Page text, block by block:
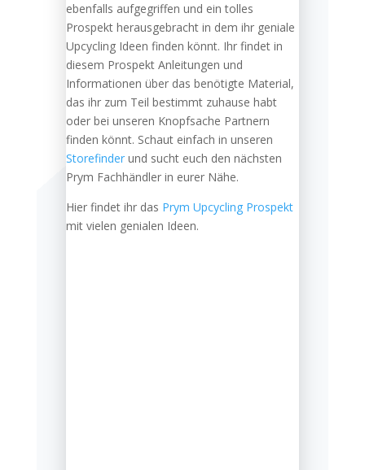
ebenfalls aufgegriffen und ein tolles
Prospekt herausgebracht in dem ihr geniale
Upcycling Ideen finden könnt. Ihr findet in
diesem Prospekt Anleitungen und
Informationen über das benötigte Material,
das ihr zum Teil bestimmt zuhause habt
oder bei unseren Knopfsache Partnern
finden könnt. Schaut einfach in unseren
Storefinder und sucht euch den nächsten
Prym Fachhändler in eurer Nähe.
Hier findet ihr das Prym Upcycling Prospekt
mit vielen genialen Ideen.